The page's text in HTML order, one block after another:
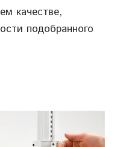
качестве,
подобранного